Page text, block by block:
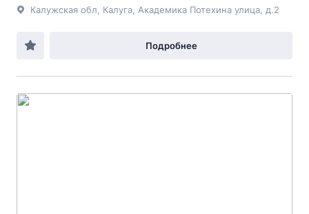
Калужская обл, Калуга, Академика Потехина улица, д.2
Подробнее